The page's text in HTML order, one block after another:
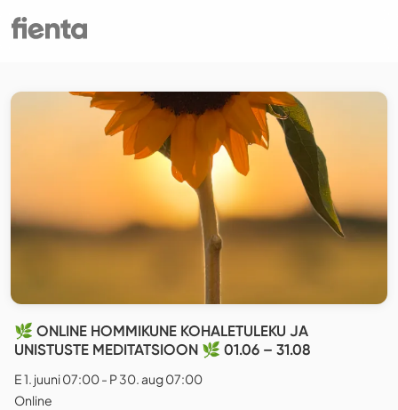
🌿 ONLINE HOMMIKUNE KOHALETULEKU JA
UNISTUSTE MEDITATSIOON 🌿 01.06 – 31.08
E 1. juuni 07:00 - P 30. aug 07:00
Online